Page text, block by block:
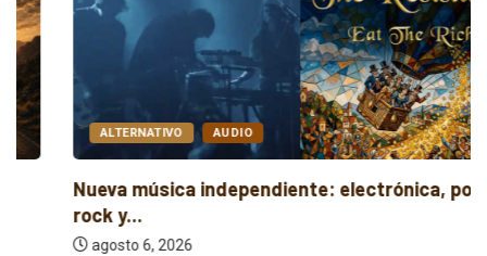
ALTERNATIVO AUDIO
Nueva música independiente: electrónica, post
rock y...
agosto 6, 2026